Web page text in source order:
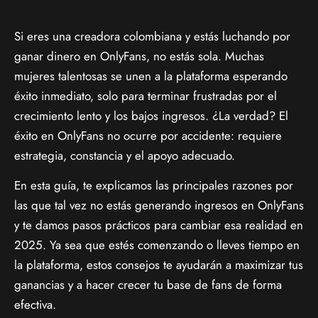
Si eres una creadora colombiana y estás luchando por
ganar dinero en OnlyFans, no estás sola. Muchas
mujeres talentosas se unen a la plataforma esperando
éxito inmediato, solo para terminar frustradas por el
crecimiento lento y los bajos ingresos. ¿La verdad? El
éxito en OnlyFans no ocurre por accidente: requiere
estrategia, constancia y el apoyo adecuado.
En esta guía, te explicamos las principales razones por
las que tal vez no estás generando ingresos en OnlyFans
y te damos pasos prácticos para cambiar esa realidad en
2025. Ya sea que estés comenzando o lleves tiempo en
la plataforma, estos consejos te ayudarán a maximizar tus
ganancias y a hacer crecer tu base de fans de forma
efectiva.